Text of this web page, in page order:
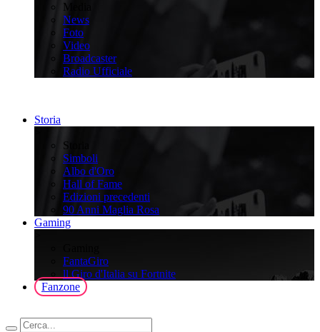
Media
News
Foto
Video
Broadcaster
Radio Ufficiale
Storia
Storia
Simboli
Albo d'Oro
Hall of Fame
Edizioni precedenti
90 Anni Maglia Rosa
Gaming
FantaGiro
ll Giro d'Italia su Fortnite
Fanzone